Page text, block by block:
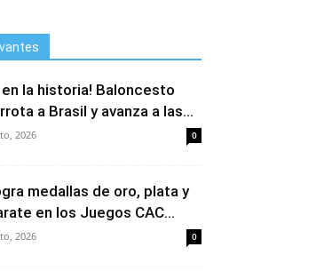
en la historia! Baloncesto
a Brasil y avanza a las...
2026 0
medallas de oro, plata y
en los Juegos CAC...
2026 0